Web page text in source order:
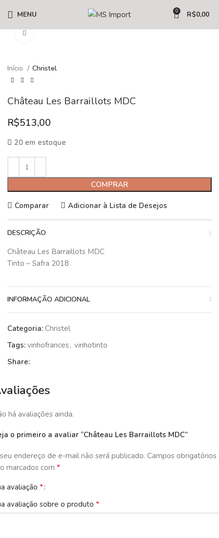
MENU 0 R$0,00
Início Christel
Château Les Barraillots MDC
R$513,00
20 em estoque
COMPRAR
Comparar Adicionar à Lista de Desejos
DESCRIÇÃO
Château Les Barraillots MDC
Tinto – Safra 2018
INFORMAÇÃO ADICIONAL
Categoria: Christel
Tags: vinhofrances , vinhotinto
Share:
há avaliações ainda.
o primeiro a avaliar “Château Les Barraillots MDC”
endereço de e-mail não será publicado. Campos obrigatórios
marcados com *
avaliação *
avaliação sobre o produto *